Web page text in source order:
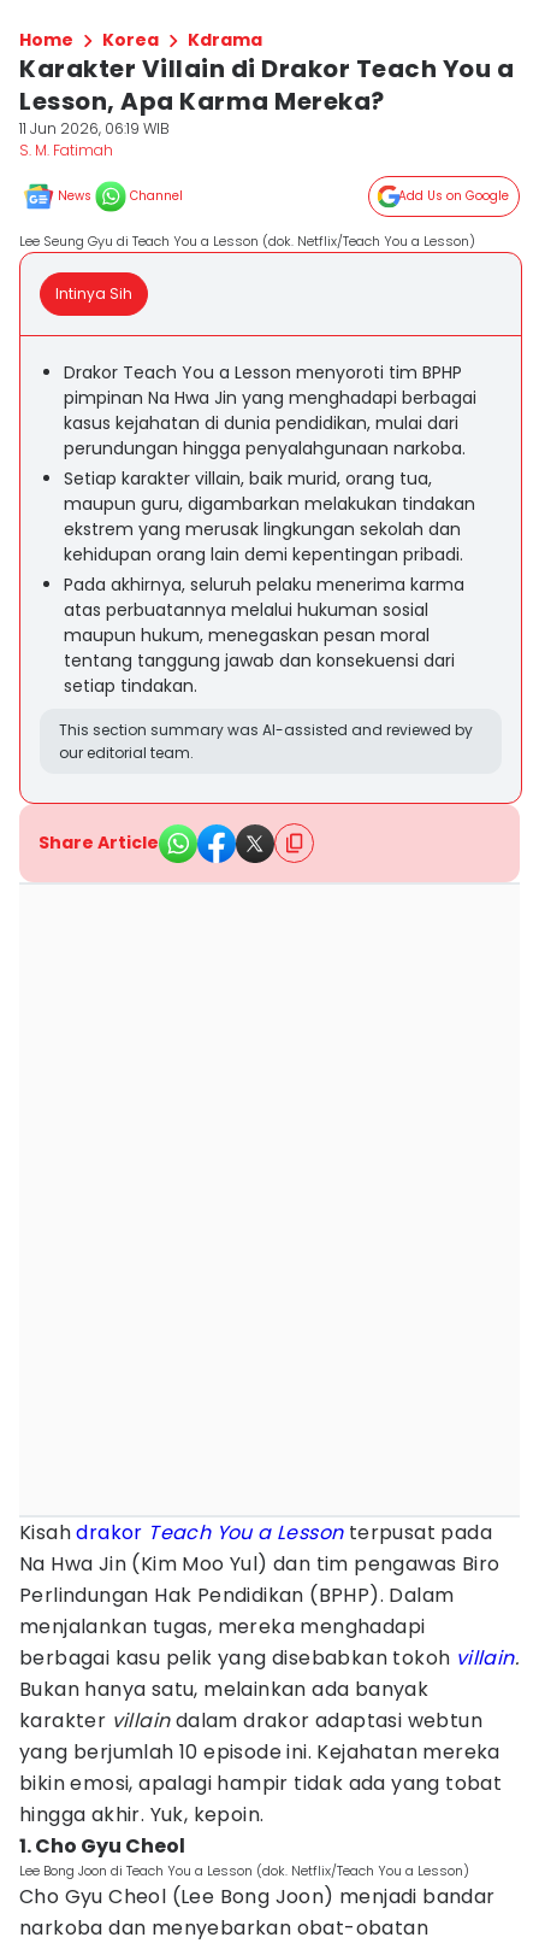
Home Korea Kdrama
Karakter Villain di Drakor Teach You a
Lesson, Apa Karma Mereka?
11 Jun 2026, 06:19 WIB
S. M. Fatimah
News Channel Add Us on Google
Lee Seung Gyu di Teach You a Lesson (dok. Netflix/Teach You a Lesson)
Intinya Sih
Drakor Teach You a Lesson menyoroti tim BPHP
pimpinan Na Hwa Jin yang menghadapi berbagai
kasus kejahatan di dunia pendidikan, mulai dari
perundungan hingga penyalahgunaan narkoba.
Setiap karakter villain, baik murid, orang tua,
maupun guru, digambarkan melakukan tindakan
ekstrem yang merusak lingkungan sekolah dan
kehidupan orang lain demi kepentingan pribadi.
Pada akhirnya, seluruh pelaku menerima karma
atas perbuatannya melalui hukuman sosial
maupun hukum, menegaskan pesan moral
tentang tanggung jawab dan konsekuensi dari
setiap tindakan.
This section summary was AI-assisted and reviewed by
our editorial team.
Share Article
Kisahdrakor Teach You a Lessonterpusat pada
Na Hwa Jin (Kim Moo Yul) dan tim pengawas Biro
Perlindungan Hak Pendidikan (BPHP). Dalam
menjalankan tugas, mereka menghadapi
berbagai kasu pelik yang disebabkan tokoh villain.
Bukan hanya satu, melainkan ada banyak
karakter villaindalam drakor adaptasi webtun
yang berjumlah 10 episode ini. Kejahatan mereka
bikin emosi, apalagi hampir tidak ada yang tobat
hingga akhir. Yuk, kepoin.
1. Cho Gyu Cheol
Lee Bong Joon di Teach You a Lesson (dok. Netflix/Teach You a Lesson)
Cho Gyu Cheol (Lee Bong Joon) menjadi bandar
narkoba dan menyebarkan obat-obatan